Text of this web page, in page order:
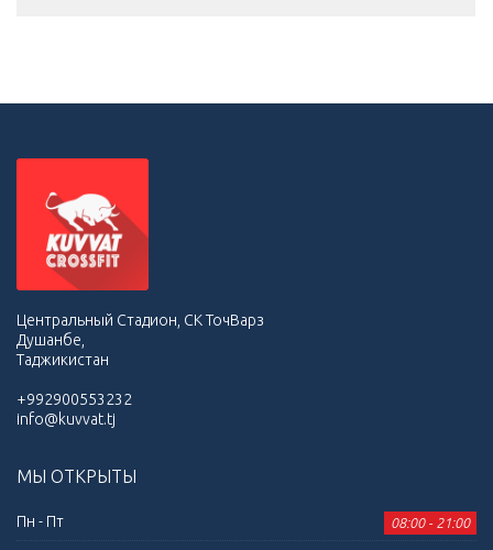
Центральный Стадион, СК ТочВарз
Душанбе,
Таджикистан
+992900553232
info@kuvvat.tj
МЫ ОТКРЫТЫ
Пн - Пт 08:00 - 21:00